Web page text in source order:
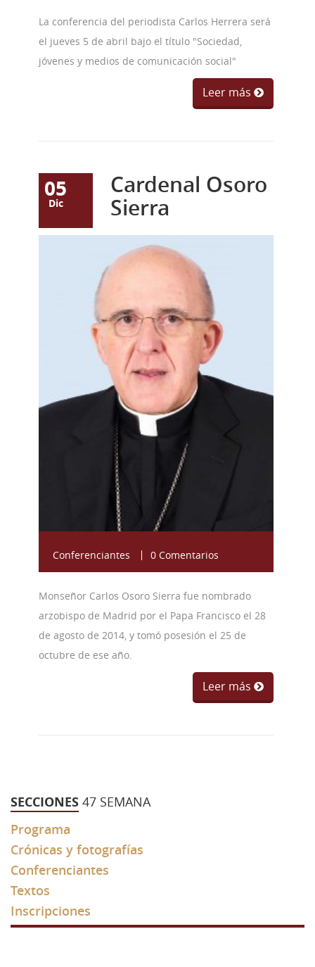
La conferencia del periodista Carlos Herrera será
el jueves 5 de abril bajo el título "Sociedad,
jóvenes y medios de comunicación social"
Leer más
05
Dic
Cardenal Osoro
Sierra
54ccf-9ba36.jpg
Conferenciantes 0 Comentarios
Monseñor Carlos Osoro Sierra fue nombrado
arzobispo de Madrid por el Papa Francisco el 28
de agosto de 2014, y tomó posesión el 25 de
octubre de ese año.
Leer más
SECCIONES 47 SEMANA
Programa
Crónicas y fotografías
Conferenciantes
Textos
Inscripciones